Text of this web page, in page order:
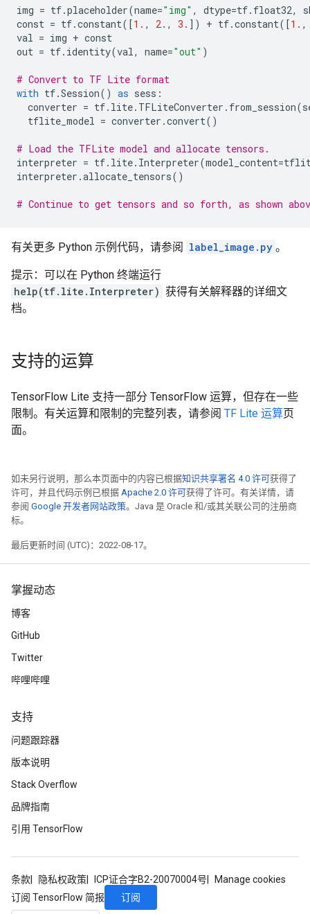
img = tf.placeholder(name="img" , dtype=tf. float32,
const = tf.constant([1. , 2. , 3. ]) + tf.constant([1. ,
val = img + const
out = tf. identity(val, name="out" )
# Convert to TF Lite format
with tf.Session() as sess :
converter = tf. lite. TFLiteConverter . from_session(
tflite_model = converter .convert()
# Load the TFLite model and allocate tensors.
interpreter = tf. lite. Interpreter(model_content=
interpreter .allocate_tensors()
# Continue to get tensors and so forth, as shown
有关更多 Python 示例代码，请参阅 label_image.py 。
提示：可以在 Python 终端运行
help(tf.lite.Interpreter) 获得有关解释器的详细文
档。
支持的运算
TensorFlow Lite 支持一部分 TensorFlow 运算，但存在一些
限制。有关运算和限制的完整列表，请参阅 TF Lite 运算页
面。
如未另行说明，那么本页面中的内容已根据知识共享署名 4.0 许可获得了
许可，并且代码示例已根据 Apache 2.0 许可获得了许可。有关详情，请
参阅 Google 开发者网站政策。Java 是 Oracle 和/或其关联公司的注册商
标。
最后更新时间 (UTC)：2022-08-17。
掌握动态
博客
GitHub
Twitter
哔哩哔哩
支持
问题跟踪器
版本说明
Stack Overflow
品牌指南
引用 TensorFlow
条款 隐私权政策 ICP证合字B2-20070004号
Manage cookies
订阅 TensorFlow 简报
订阅